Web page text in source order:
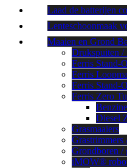
Laad de batterijen
Lenteschoonmaak
Maaien en Grond
Drukspuiten /
Ferris Stand-
Ferris
Ferris Stand-
Ferris Zero
Diesel
Grasmaaiers
Grastrimmers
Grondboren /
iMOW®